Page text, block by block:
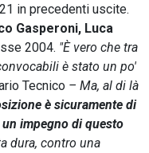
in precedenti uscite.
Gasperoni, Luca
2004. "È vero che tra
è stato un po'
Tecnico – Ma, al di là
è sicuramente di
impegno di questo
dura, contro una